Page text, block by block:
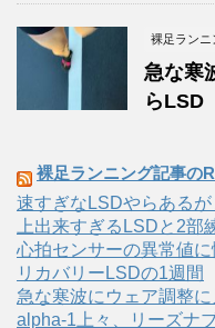
裸足ランニ
急な寒
らLSD
裸足ランニング記事の
速すぎなLSDやらある
上出来すぎるLSDと2部
心拍センサーの異常値
リカバリーLSDの1週間
急な寒波にウェア調整
alpha-1上々、リーズナ